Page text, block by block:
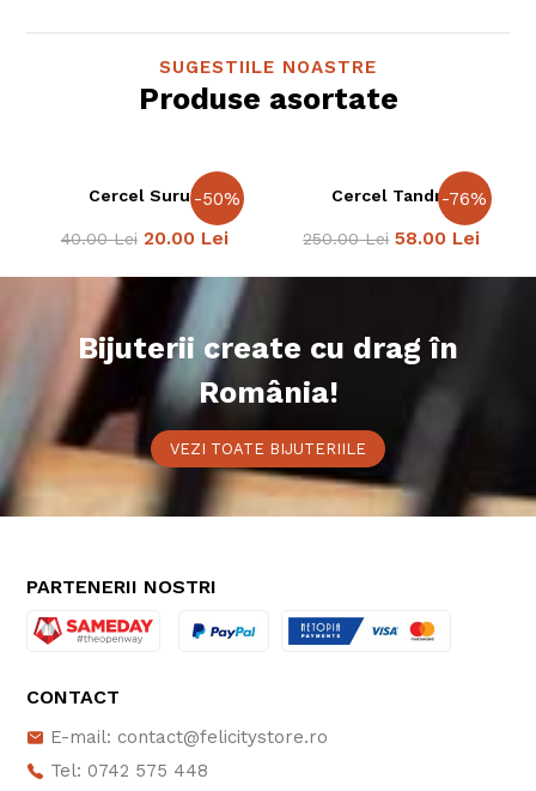
SUGESTIILE NOASTRE
Produse asortate
-50%
Cercel Surub
40.00 Lei 20.00 Lei
-76%
Cercel Tandru
250.00 Lei 58.00 Lei
Bijuterii create cu drag în
România!
VEZI TOATE BIJUTERIILE
PARTENERII NOSTRI
CONTACT
E-mail: contact@felicitystore.ro
Tel: 0742 575 448